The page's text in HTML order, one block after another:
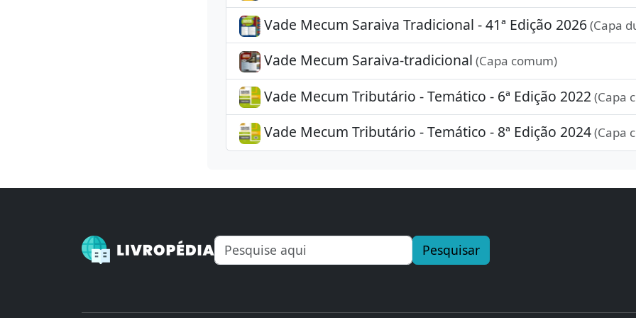
Vade Mecum Saraiva Tradicional - 41ª Edição 2026(Capa
Vade Mecum Saraiva-tradicional (Capa comum)
Vade Mecum Tributário - Temático - 6ª Edição 2022 (Capa
Vade Mecum Tributário - Temático - 8ª Edição 2024(Capa
Pesquisar